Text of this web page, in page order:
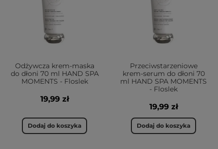
Odżywcza krem-maska
do dłoni 70 ml HAND SPA
MOMENTS - Floslek
19,99 zł
Dodaj do koszyka
Przeciwstarzeniowe
krem-serum do dłoni 70
ml HAND SPA MOMENTS
- Floslek
19,99 zł
Dodaj do koszyka